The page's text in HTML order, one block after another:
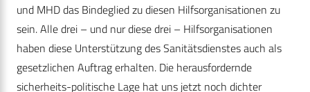
und MHD das Bindeglied zu diesen Hilfsorganisationen zu
sein. Alle drei – und nur diese drei – Hilfsorganisationen
haben diese Unterstützung des Sanitätsdienstes auch als
gesetzlichen Auftrag erhalten. Die herausfordernde
sicherheits-politische Lage hat uns jetzt noch dichter